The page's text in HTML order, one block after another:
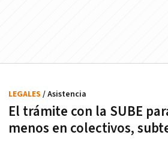
El trámite con la SUBE
menos en colectivos,
LEGALES / Asistencia